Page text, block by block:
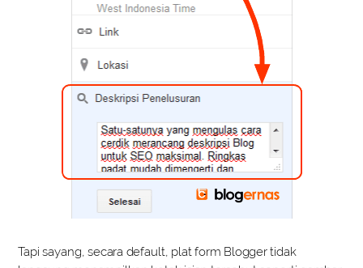
Tapi sayang, secara default, plat form Blogger tidak